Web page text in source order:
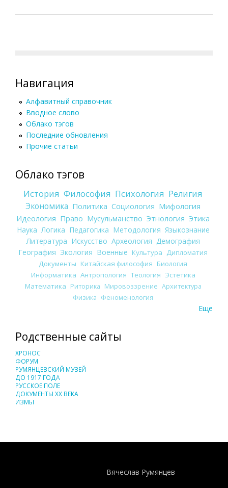
Навигация
Алфавитный справочник
Вводное слово
Облако тэгов
Последние обновления
Прочие статьи
Облако тэгов
История Философия Психология Религия
Экономика Политика Социология Мифология
Идеология Право Мусульманство Этнология Этика
Наука Логика Педагогика Методология Языкознание
Литература Искусство Археология Демография
География Экология Военные Культура
Дипломатия
Документы Китайская философия Биология
Информатика Антропология Теология Эстетика
Математика Риторика Мировоззрение Архитектура
Физика Феноменология
Еще
Родственные сайты
ХРОНОС
ФОРУМ
РУМЯНЦЕВСКИЙ МУЗЕЙ
ДО 1917 ГОДА
РУССКОЕ ПОЛЕ
ДОКУМЕНТЫ XX ВЕКА
ИЗМЫ
Вячеслав Румянцев